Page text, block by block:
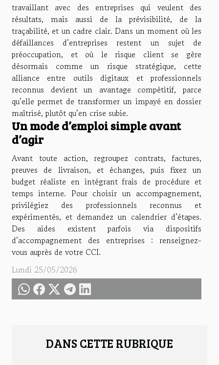
travaillant avec des entreprises qui veulent des
résultats, mais aussi de la prévisibilité, de la
traçabilité, et un cadre clair. Dans un moment où les
défaillances d’entreprises restent un sujet de
préoccupation, et où le risque client se gère
désormais comme un risque stratégique, cette
alliance entre outils digitaux et professionnels
reconnus devient un avantage compétitif, parce
qu’elle permet de transformer un impayé en dossier
maîtrisé, plutôt qu’en crise subie.
Un mode d’emploi simple avant
d’agir
Avant toute action, regroupez contrats, factures,
preuves de livraison, et échanges, puis fixez un
budget réaliste en intégrant frais de procédure et
temps interne. Pour choisir un accompagnement,
privilégiez des professionnels reconnus et
expérimentés, et demandez un calendrier d’étapes.
Des aides existent parfois via dispositifs
d’accompagnement des entreprises : renseignez-
vous auprès de votre CCI.
Lundi 25/05/2026
DANS CETTE RUBRIQUE